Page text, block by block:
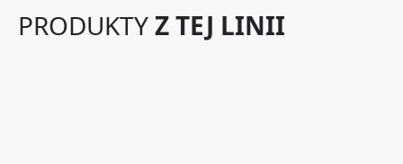
PRODUKTYZ TEJ LINII